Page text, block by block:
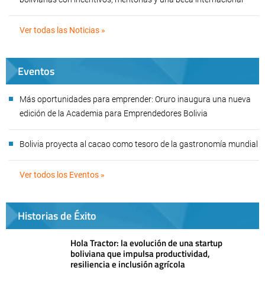
Ver todas las Noticias »
Eventos
Más oportunidades para emprender: Oruro inaugura una nueva
edición de la Academia para Emprendedores Bolivia
Bolivia proyecta al cacao como tesoro de la gastronomía mundial
Ver todos los Eventos »
Historias de Éxito
Hola Tractor: la evolución de una startup
boliviana que impulsa productividad,
resiliencia e inclusión agrícola